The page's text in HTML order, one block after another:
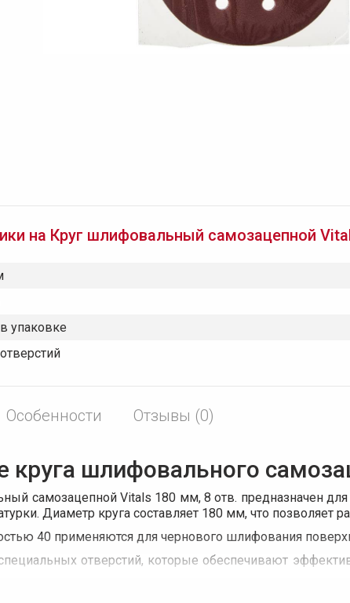
на Круг шлифовальный самозацепной
упаковке
Особенности Отзывы (0)
круга шлифовального
самозацепной Vitals 180 мм, 8 отв. предназначен
Диаметр круга составляет 180 мм, что позволяет
40 применяются для чернового шлифования
отверстий, которые обеспечивают
части круга - оксид алюминия (корунд), который